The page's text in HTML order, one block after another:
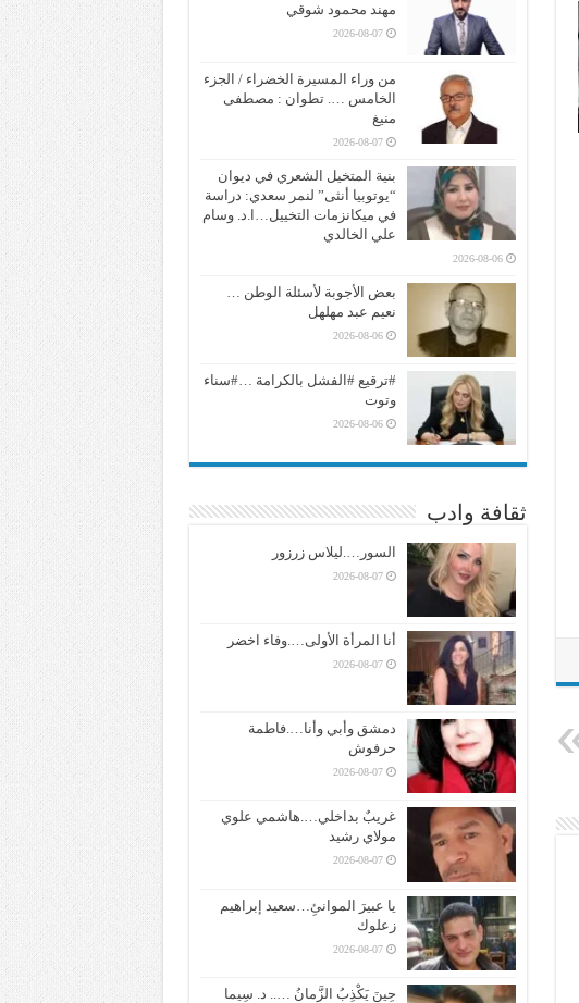
مهند محمود شوقي
2026-08-07
من وراء المسيرة الخضراء / الجزء
الخامس …. تطوان : مصطفى
منيغ
2026-08-07
بنية المتخيل الشعري في ديوان
“يوتوبيا أنثى” لنمر سعدي: دراسة
في ميكانزمات التخييل…ا.د. وسام
علي الخالدي
2026-08-06
بعض الأجوبة لأسئلة الوطن …
نعيم عبد مهلهل
2026-08-06
#ترقيع #الفشل بالكرامة …#سناء
وتوت
2026-08-06
ثقافة وادب
السور….ليلاس زرزور
2026-08-07
أنا المرأة الأولى….وفاء اخضر
2026-08-07
دمشق وأبي وأنا….فاطمة
حرفوش
2026-08-07
غريبٌ بداخلي….هاشمي علوي
مولاي رشيد
2026-08-07
يا عبيرَ الموانئِ…سعيد إبراهيم
زعلوك
2026-08-07
حِينَ يَكْذِبُ الزَّمانُ ….. د. سِيما